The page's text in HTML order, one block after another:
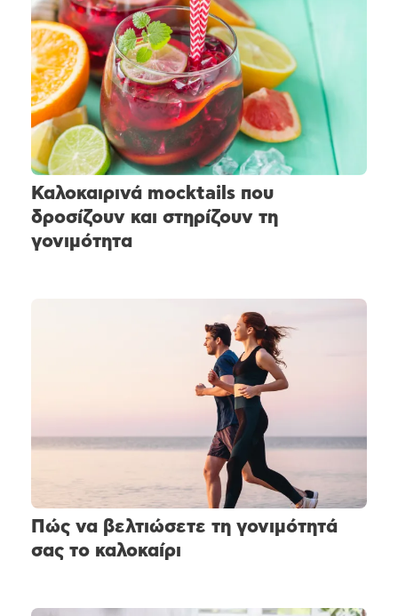
Καλοκαιρινά mocktails που
δροσίζουν και στηρίζουν τη
γονιμότητα
Πώς να βελτιώσετε τη γονιμότητά
σας το καλοκαίρι